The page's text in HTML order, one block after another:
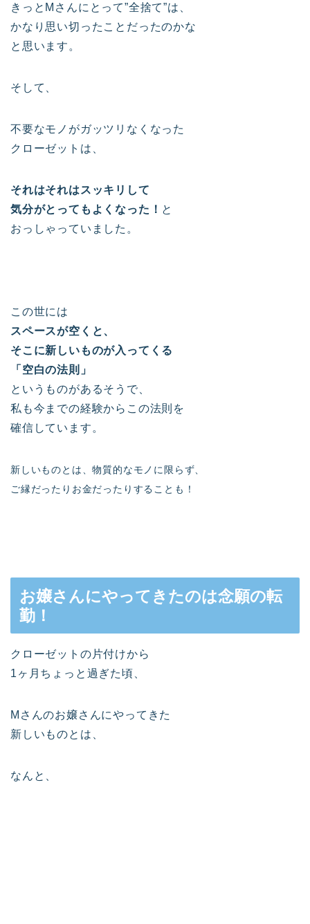
きっとMさんにとって”全捨て”は、
かなり思い切ったことだったのかな
と思います。
そして、
不要なモノがガッツリなくなった
クローゼットは、
それはそれはスッキリして
気分がとってもよくなった！ と
おっしゃっていました。
この世には
スペースが空くと、
そこに新しいものが入ってくる
「空白の法則」
というものがあるそうで、
私も今までの経験からこの法則を
確信しています。
新しいものとは、物質的なモノに限らず、
ご縁だったりお金だったりすることも！
お嬢さんにやってきたのは念願の転
勤！
クローゼットの片付けから
1ヶ月ちょっと過ぎた頃、
Mさんのお嬢さんにやってきた
新しいものとは、
なんと、